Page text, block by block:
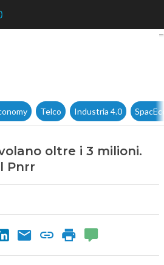
Consip, gli utili volano oltre i
Telco Industria 4.0
oltre i 3 milioni.
Pnrr